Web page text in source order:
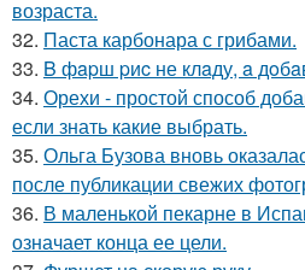
возраста.
32. Паста карбонара с грибами.
33. B фapш pиc не клaду, a
34. Орехи - простой способ
если знать какие выбрать.
35. Ольга Бузова вновь
после публикации свежих
36. В маленькой пекарне в
означает конца ее цели.